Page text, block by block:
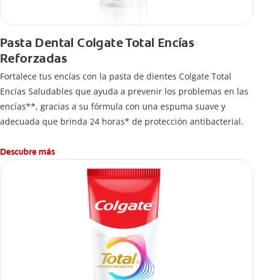
Pasta Dental Colgate Total Encías
Reforzadas
Fortalece tus encías con la pasta de dientes Colgate Total
Encías Saludables que ayuda a prevenir los problemas en las
encías**, gracias a su fórmula con una espuma suave y
adecuada que brinda 24 horas* de protección antibacterial.
Descubre más